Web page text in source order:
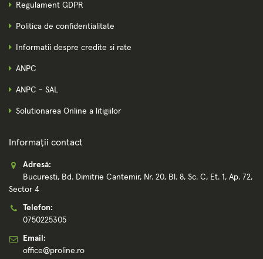
Regulament GDPR
Politica de confidentialitate
Informatii despre credite si rate
ANPC
ANPC - SAL
Solutionarea Online a litigiilor
Informații contact
Adresă:
Bucuresti, Bd. Dimitrie Cantemir, Nr. 20, Bl. 8, Sc. C, Et. 1, Ap. 72,
Sector 4
Telefon:
0750225305
Email:
office@proline.ro